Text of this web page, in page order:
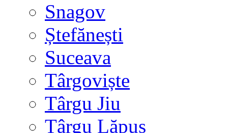
Snagov
Ștefănești
Suceava
Târgoviște
Târgu Jiu
Târgu Lăpuș